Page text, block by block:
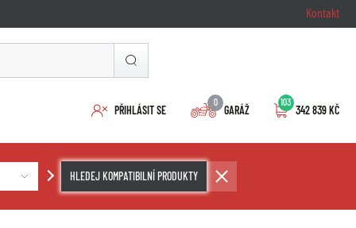
Kontakt
PŘIHLÁSIT SE
0
GARÁŽ
103
342 839 KČ
HLEDEJ KOMPATIBILNÍ PRODUKTY